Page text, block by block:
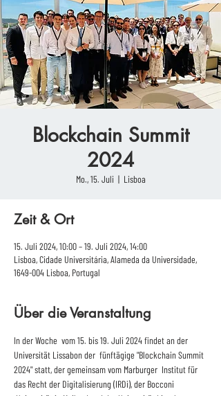
Blockchain Summit
2024
Mo., 15. Juli
  |
Lisboa
Zeit & Ort
15. Juli 2024, 10:00 – 19. Juli 2024, 14:00
Lisboa, Cidade Universitária, Alameda da Universidade,
1649-004 Lisboa, Portugal
Über die Veranstaltung
In der Woche  vom 15. bis 19. Juli 2024 findet an der
Universität Lissabon der  fünftägige "Blockchain Summit
2024" statt, der gemeinsam vom Marburger  Institut für
das Recht der Digitalisierung (IRDi), der Bocconi